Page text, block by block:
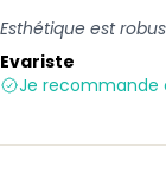
Esthétique est
Evariste
Je recommande